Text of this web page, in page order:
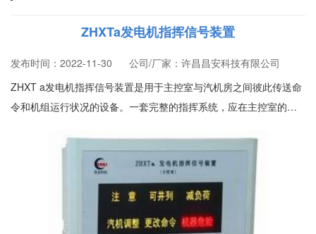
ZHXTa发电机指挥信号装置
发布时间：2022-11-30
公司/厂家：许昌昌安科技有限公司
ZHXT a发电机指挥信号装置是用于主控室与汽机房之间彼此传送命
令和机组运行状况的设备。一套完整的指挥系统，应在主控室的发
挥信号装置。